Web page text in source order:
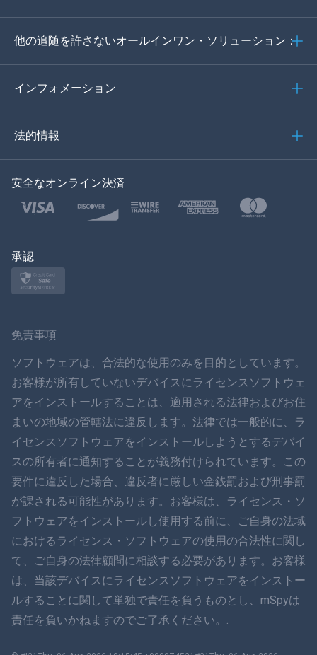
ドイツ語
イタリア語
トルコ語
ポーランド語
ภาษาไทย
简体中文
ダンスク
हिंदी
עברית
ロマン
Ελληνικά
ベトナム語
他の追随を許さないオールインワン・ソリューション：
インフォメーション
法的情報
安全なオンライン決済
承認
免責事項
ソフトウェアは、合法的な使用のみを目的としています。
お客様が所有していないデバイスにライセンスソフトウェ
アをインストールすることは、適用される法律およびお住
まいの地域の管轄法に違反します。法律では一般的に、ラ
イセンスソフトウェアをインストールしようとするデバイ
スの所有者に通知することが義務付けられています。この
要件に違反した場合、違反者に厳しい金銭罰および刑事罰
が課される可能性があります。お客様は、ライセンス・ソ
フトウェアをインストールし使用する前に、ご自身の法域
におけるライセンス・ソフトウェアの使用の合法性に関し
て、ご自身の法律顧問に相談する必要があります。お客様
は、当該デバイスにライセンスソフトウェアをインストー
ルすることに関して単独で責任を負うものとし、mSpyは
責任を負いかねますのでご了承ください。.